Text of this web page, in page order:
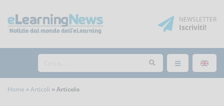
NEWSLETTER
Iscriviti!
Home Articoli Articolo